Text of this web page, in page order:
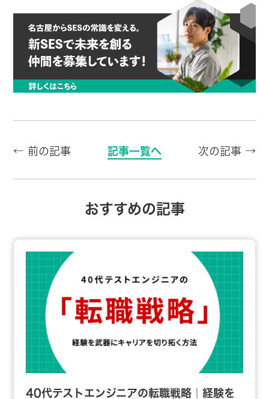
← 前の記事 記事一覧へ 次の記事 →
おすすめの記事
40代テストエンジニアの転職戦略｜経験を